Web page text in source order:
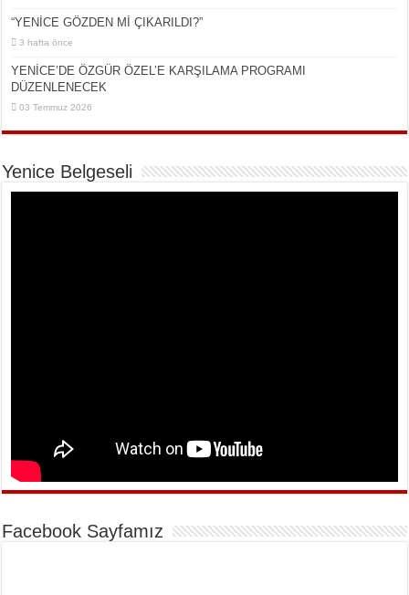
“YENİCE GÖZDEN Mİ ÇIKARILDI?”
3 hafta önce
YENİCE’DE ÖZGÜR ÖZEL’E KARŞILAMA PROGRAMI
DÜZENLENECEK
03 Temmuz 2026
Yenice Belgeseli
Facebook Sayfamız